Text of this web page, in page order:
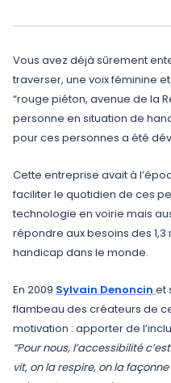
Vous avez déjà sûrement
traverser, une voix féminine
“rouge piéton, avenue de la
personne en situation de
pour ces personnes a été
Cette entreprise avait à
faciliter le quotidien de ces
technologie en voirie mais
répondre aux besoins des
handicap dans le monde.
En 2009 Sylvain Denoncin et
flambeau des créateurs de
motivation : apporter de
“Pour nous, l’accessibilité
vit, on la respire, on la